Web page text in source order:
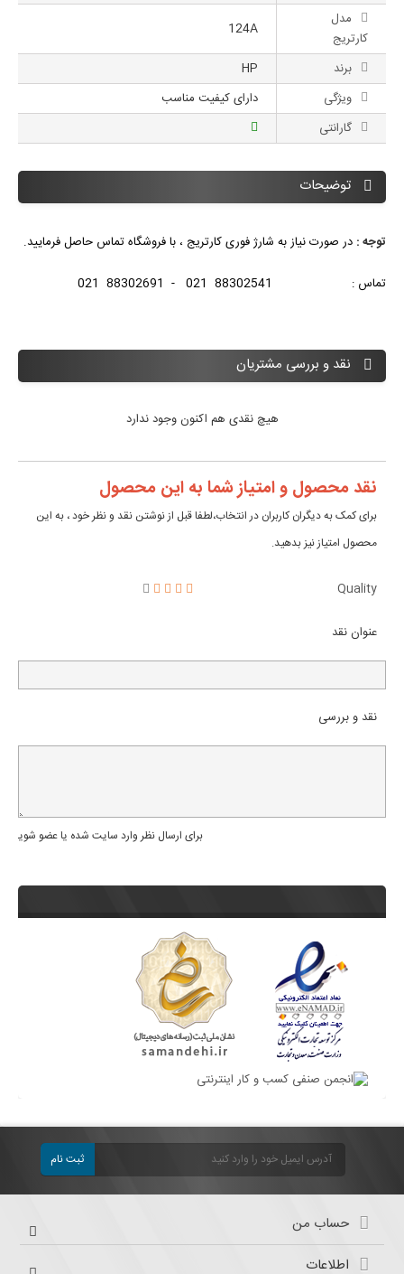
مدل
کارتریج
124A
برند
HP
ویژگی
دارای کیفیت مناسب
گارانتی
توضیحات
توجه : در صورت نیاز به شارژ فوری کارتریج ، با فروشگاه تماس حاصل فرمایید.
تماس : 88302541 021 - 88302691 021
نقد و بررسی مشتریان
هیچ نقدی هم اکنون وجود ندارد
نقد محصول و امتیاز شما به این محصول
برای کمک به دیگران کاربران در انتخاب،لطفا قبل از نوشتن نقد و نظر خود ، به این
محصول امتیاز نیز بدهید.
Quality
عنوان نقد
نقد و بررسی
برای ارسال نظر وارد سایت شده یا عضو شوید
ثبت نام
حساب من
اطلاعات